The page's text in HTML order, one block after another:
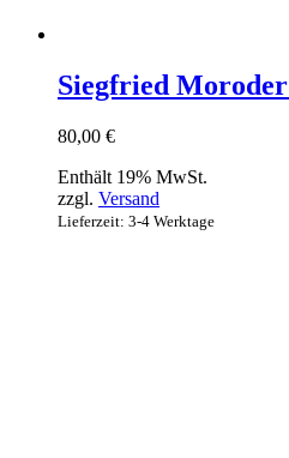
Siegfried
80,00 €
Enthält 19% MwSt.
zzgl. Versand
Lieferzeit: 3-4 Werktage